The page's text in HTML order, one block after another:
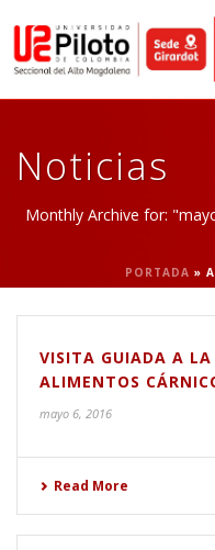
Noticias
Monthly Archive for:
PORTADA »
VISITA GUIADA A
ALIMENTOS
mayo 6, 2016
Read More